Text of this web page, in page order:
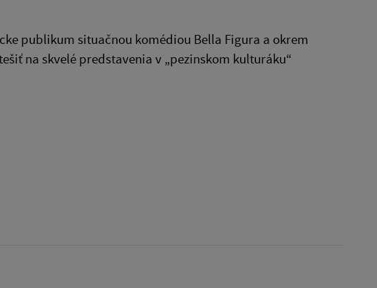
publikum situačnou komédiou Bella Figura a okrem
na skvelé predstavenia v „pezinskom kulturáku“